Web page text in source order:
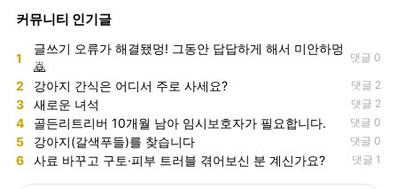
커뮤니티 인기글
1
글쓰기 오류가 해결됐멍! 그동안 답답하게 해서 미안하멍
🙇
댓글 0
2 강아지 간식은 어디서 주로 사세요? 댓글 2
3 새로운 녀석 댓글 2
4 골든리트리버 10개월 남아 임시보호자가 필요합니다. 댓글 0
5 강아지(갈색푸들)를 찾습니다 댓글 0
6 사료 바꾸고 구토·피부 트러블 겪어보신 분 계신가요? 댓글 1